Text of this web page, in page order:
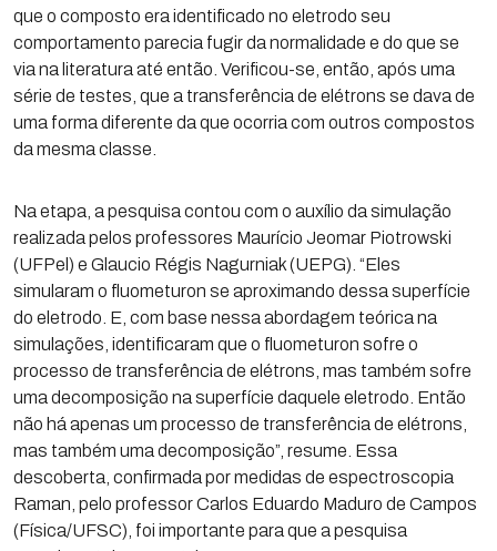
que o composto era identificado no eletrodo seu
comportamento parecia fugir da normalidade e do que se
via na literatura até então. Verificou-se, então, após uma
série de testes, que a transferência de elétrons se dava de
uma forma diferente da que ocorria com outros compostos
da mesma classe.
Na etapa, a pesquisa contou com o auxílio da simulação
realizada pelos professores Maurício Jeomar Piotrowski
(UFPel) e Glaucio Régis Nagurniak (UEPG). “Eles
simularam o fluometuron se aproximando dessa superfície
do eletrodo. E, com base nessa abordagem teórica na
simulações, identificaram que o fluometuron sofre o
processo de transferência de elétrons, mas também sofre
uma decomposição na superfície daquele eletrodo. Então
não há apenas um processo de transferência de elétrons,
mas também uma decomposição”, resume. Essa
descoberta, confirmada por medidas de espectroscopia
Raman, pelo professor Carlos Eduardo Maduro de Campos
(Física/UFSC), foi importante para que a pesquisa